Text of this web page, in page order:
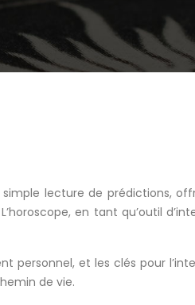
lecture de prédictions,
en tant qu’outil
personnel, et les clés pour
de vie.